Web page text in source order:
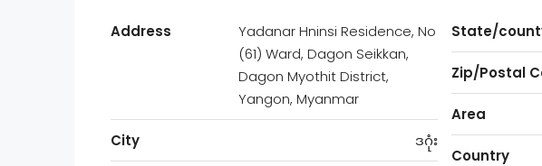
Address
Yadanar Hninsi Residence, No
(61) Ward, Dagon Seikkan,
Dagon Myothit District,
Yangon, Myanmar
City ဒဂုံး
State/
Zip/Postal
Area
Country